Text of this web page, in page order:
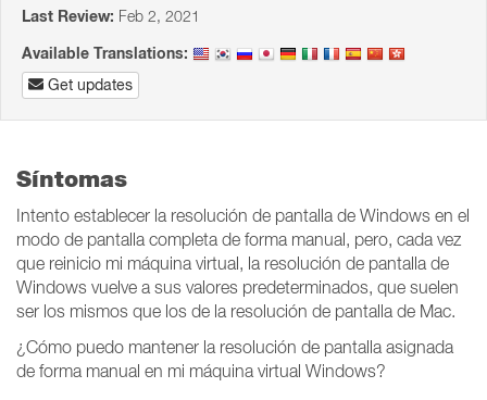
Last Review: Feb 2, 2021
Available Translations:
Get updates
Síntomas
Intento establecer la resolución de pantalla de Windows en el
modo de pantalla completa de forma manual, pero, cada vez
que reinicio mi máquina virtual, la resolución de pantalla de
Windows vuelve a sus valores predeterminados, que suelen
ser los mismos que los de la resolución de pantalla de Mac.
¿Cómo puedo mantener la resolución de pantalla asignada
de forma manual en mi máquina virtual Windows?